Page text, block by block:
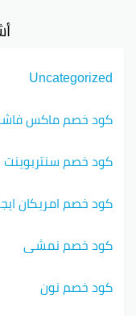
Uncategorized
كود خصم ماكس
كود خصم سنتربوينت
كود خصم امريكان
كود خصم نمشي
كود خصم نون